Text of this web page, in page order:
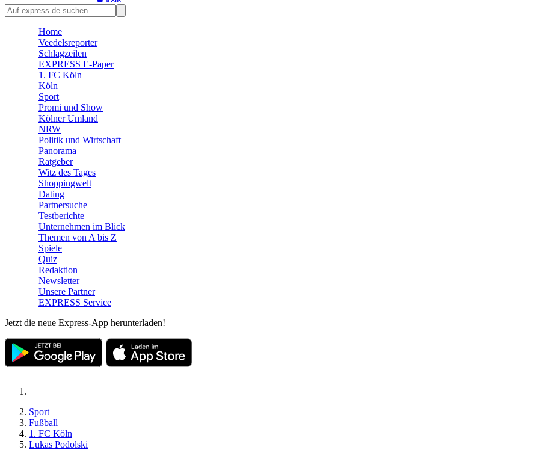
⭐ Promi
🛒 Shoppingwelt
🧩 Spiele
Home
Veedelsreporter
Schlagzeilen
EXPRESS E-Paper
1. FC Köln
Köln
Sport
Promi und Show
Kölner Umland
NRW
Politik und Wirtschaft
Panorama
Ratgeber
Witz des Tages
Shoppingwelt
Dating
Partnersuche
Testberichte
Unternehmen im Blick
Themen von A bis Z
Spiele
Quiz
Redaktion
Newsletter
Unsere Partner
EXPRESS Service
Jetzt die neue Express-App herunterladen!
Sport
Fußball
1. FC Köln
Lukas Podolski